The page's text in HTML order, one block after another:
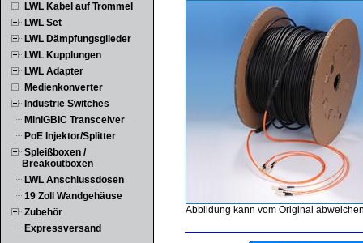
LWL Kabel auf Trommel
LWL Set
LWL Dämpfungsglieder
LWL Kupplungen
LWL Adapter
Medienkonverter
Industrie Switches
MiniGBIC Transceiver
PoE Injektor/Splitter
Spleißboxen /
Breakoutboxen
LWL Anschlussdosen
19 Zoll Wandgehäuse
Zubehör
Expressversand
Abbildung kann vom Original